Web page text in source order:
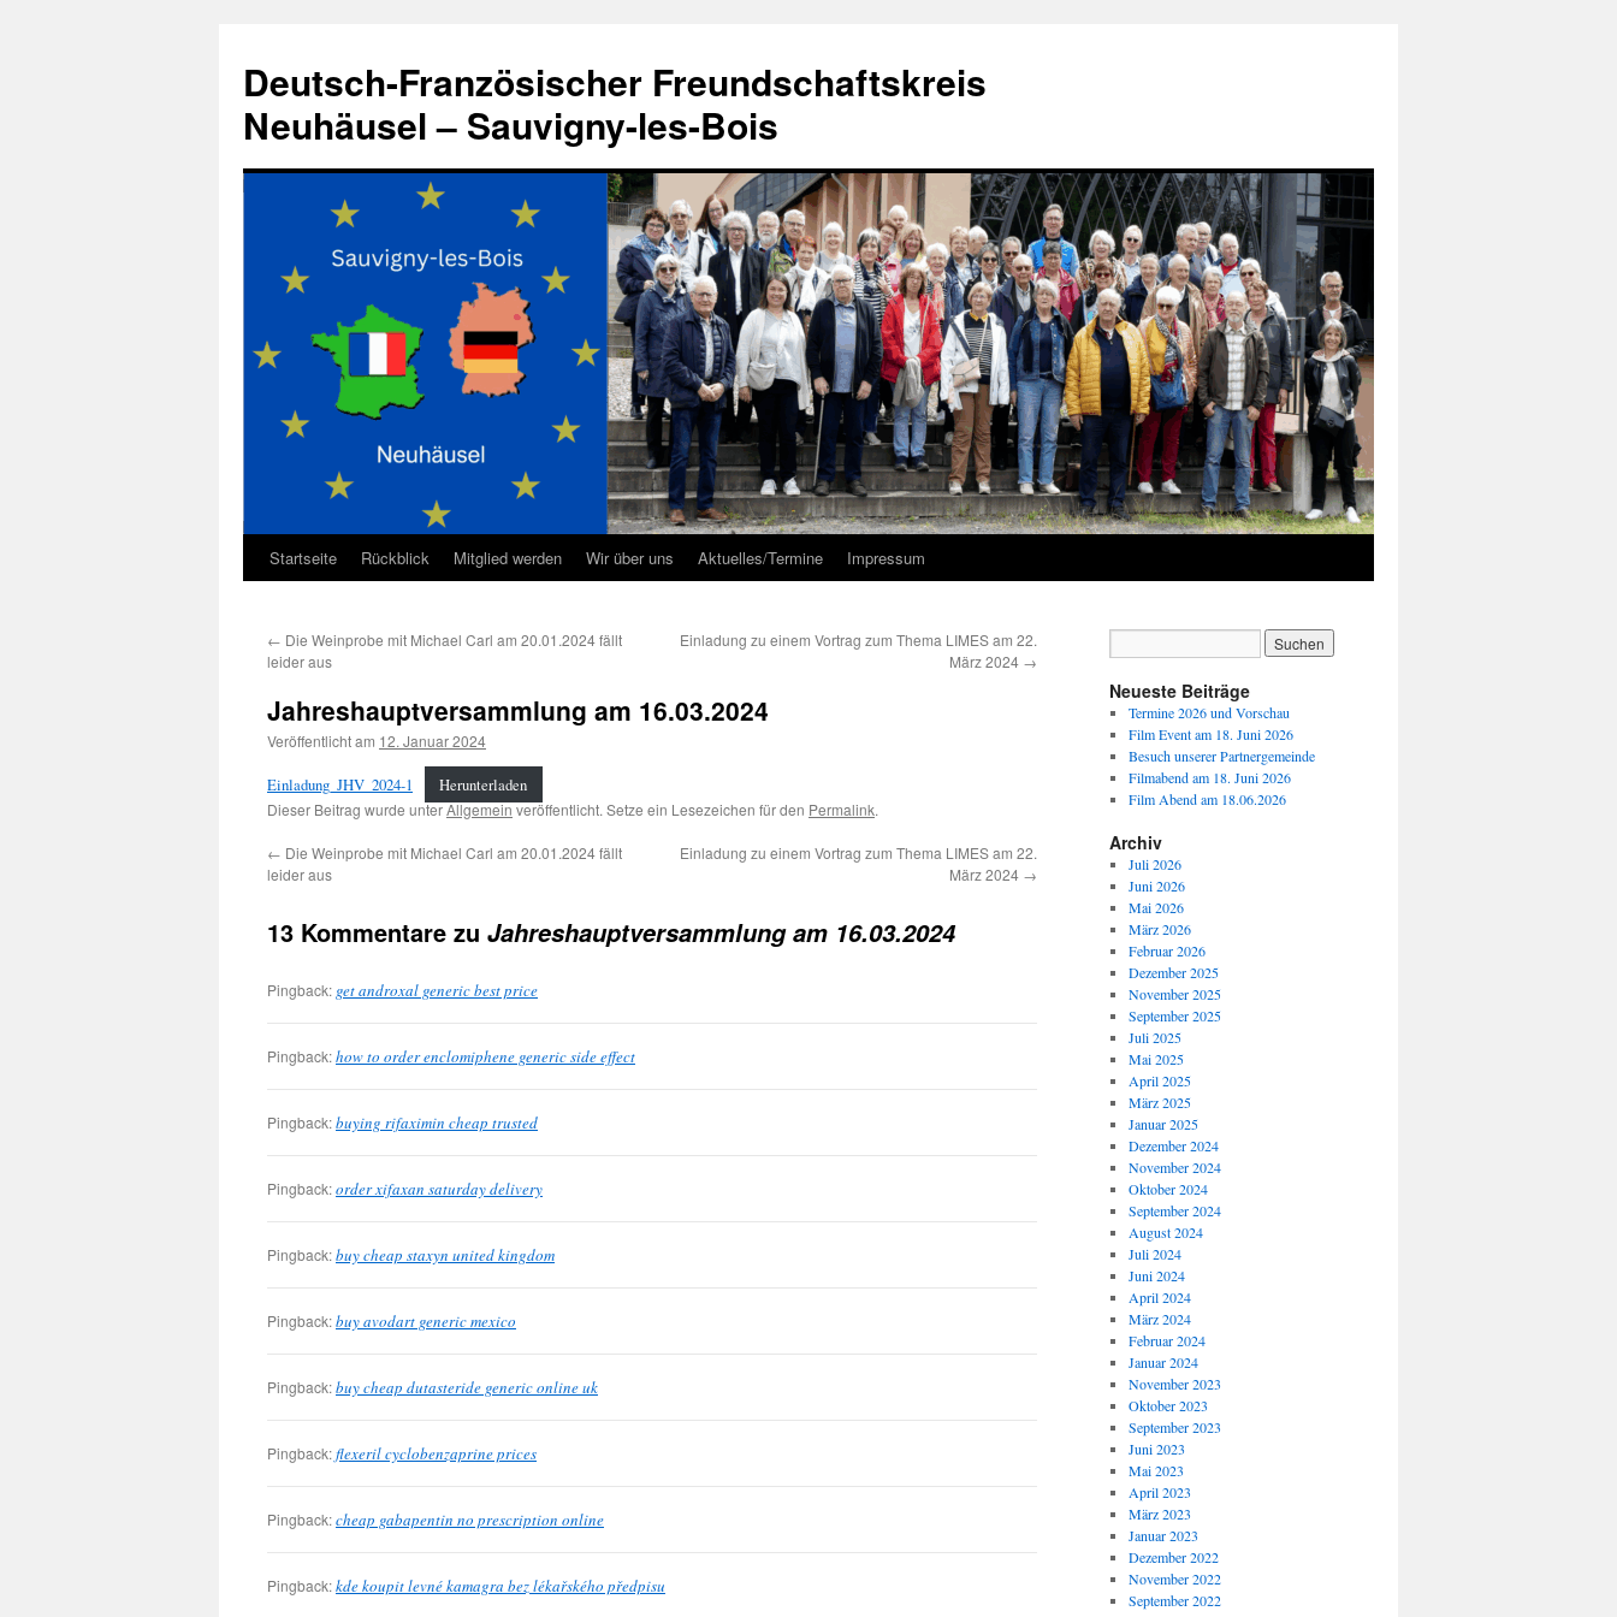
springen
Deutsch-Französischer Freundschaftskreis
Neuhäusel – Sauvigny-les-Bois
Startseite Rückblick Mitglied werden Wir über uns Aktuelles/Termine Impressum
← Die Weinprobe mit Michael Carl am 20.01.2024 fällt
leider aus
Einladung zu einem Vortrag zum Thema LIMES am 22.
März 2024 →
Jahreshauptversammlung am 16.03.2024
Veröffentlicht am 12. Januar 2024
Einladung_JHV_2024-1 Herunterladen
Dieser Beitrag wurde unterAllgemeinveröffentlicht. Setze ein Lesezeichen für den Permalink.
← Die Weinprobe mit Michael Carl am 20.01.2024 fällt
leider aus
Einladung zu einem Vortrag zum Thema LIMES am 22.
März 2024 →
13 Kommentare zu Jahreshauptversammlung am 16.03.2024
Pingback: get androxal generic best price
Pingback:how to order enclomiphene generic side effect
Pingback:buying rifaximin cheap trusted
Pingback:order xifaxan saturday delivery
Pingback:buy cheap staxyn united kingdom
Pingback:buy avodart generic mexico
Pingback:buy cheap dutasteride generic online uk
Pingback:flexeril cyclobenzaprine prices
Pingback:cheap gabapentin no prescription online
Pingback:kde koupit levné kamagra bez lékařského předpisu
Neueste Beiträge
Termine 2026 und Vorschau
Film Event am 18. Juni 2026
Besuch unserer Partnergemeinde
Filmabend am 18. Juni 2026
Film Abend am 18.06.2026
Archiv
Juli 2026
Juni 2026
Mai 2026
März 2026
Februar 2026
Dezember 2025
November 2025
September 2025
Juli 2025
Mai 2025
April 2025
März 2025
Januar 2025
Dezember 2024
November 2024
Oktober 2024
September 2024
August 2024
Juli 2024
Juni 2024
April 2024
März 2024
Februar 2024
Januar 2024
November 2023
Oktober 2023
September 2023
Juni 2023
Mai 2023
April 2023
März 2023
Januar 2023
Dezember 2022
November 2022
September 2022